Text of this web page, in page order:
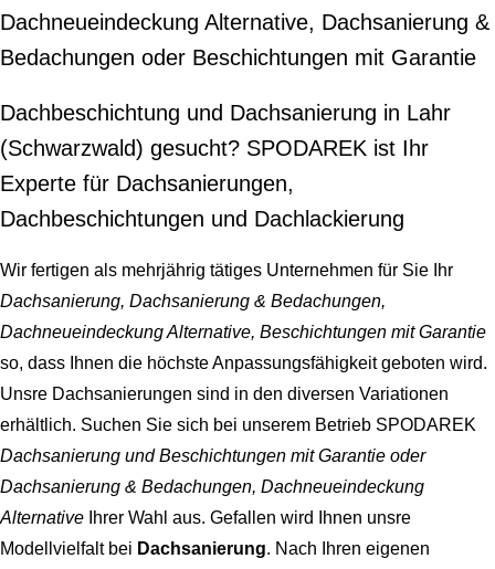
Dachneueindeckung Alternative, Dachsanierung &
Bedachungen oder Beschichtungen mit Garantie
Dachbeschichtung und Dachsanierung in Lahr
(Schwarzwald) gesucht? SPODAREK ist Ihr
Experte für Dachsanierungen,
Dachbeschichtungen und Dachlackierung
Wir fertigen als mehrjährig tätiges Unternehmen für Sie Ihr
Dachsanierung, Dachsanierung & Bedachungen,
Dachneueindeckung Alternative, Beschichtungen mit Garantie
so, dass Ihnen die höchste Anpassungsfähigkeit geboten wird.
Unsre Dachsanierungen sind in den diversen Variationen
erhältlich. Suchen Sie sich bei unserem Betrieb SPODAREK
Dachsanierung und Beschichtungen mit Garantie oder
Dachsanierung & Bedachungen, Dachneueindeckung
Alternative Ihrer Wahl aus. Gefallen wird Ihnen unsre
Modellvielfalt bei Dachsanierung. Nach Ihren eigenen